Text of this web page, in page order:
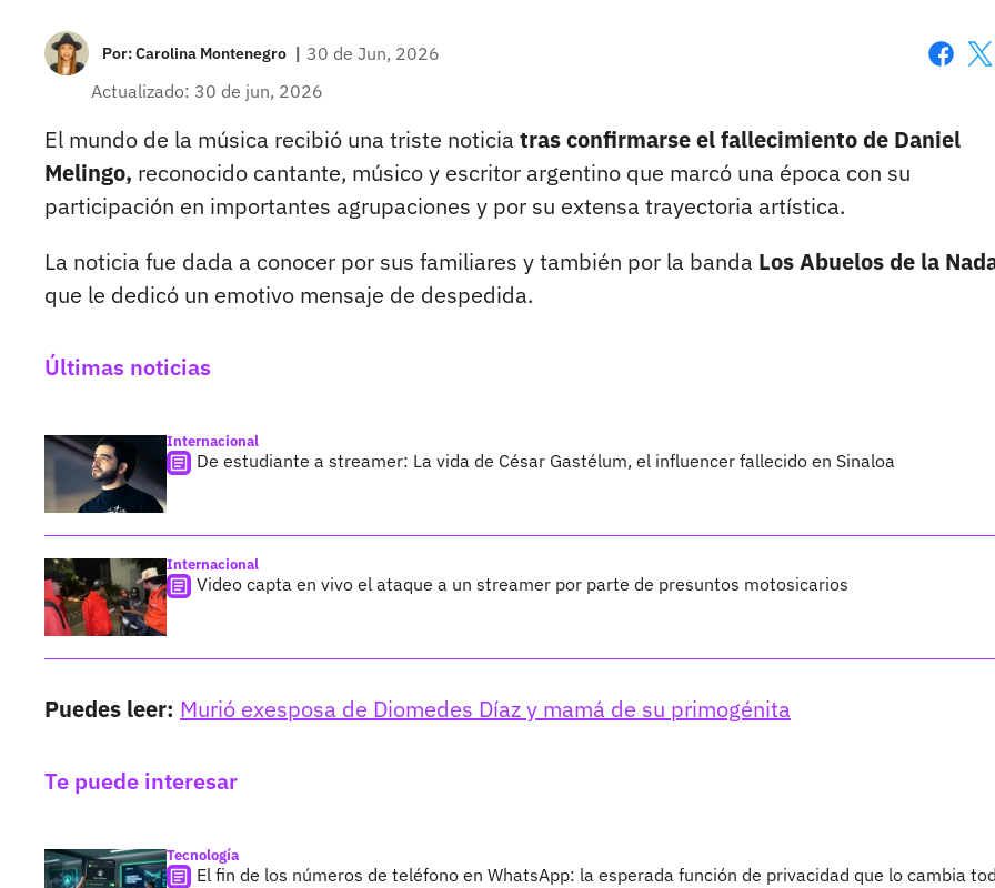
Por:Carolina Montenegro | 30 de Jun, 2026
Actualizado: 30 de jun, 2026
El mundo de la música recibió una triste noticia tras confirmarse el fallecimiento de Daniel
Melingo, reconocido cantante, músico y escritor argentino que marcó una época con su
participación en importantes agrupaciones y por su extensa trayectoria artística.
La noticia fue dada a conocer por sus familiares y también por la banda Los Abuelos de la
que le dedicó un emotivo mensaje de despedida.
Últimas noticias
Internacional
De estudiante a streamer: La vida de César Gastélum, el influencer fallecido en Sinaloa
Internacional
Video capta en vivo el ataque a un streamer por parte de presuntos motosicarios
Puedes leer: Murió exesposa de Diomedes Díaz y mamá de su primogénita
Te puede interesar
Tecnología
El fin de los números de teléfono en WhatsApp: la esperada función de privacidad que lo cambia